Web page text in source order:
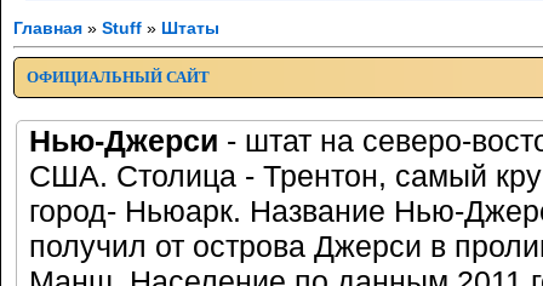
Главная » Stuff » Штаты
ОФИЦИАЛЬНЫЙ САЙТ
Нью-Джерси - штат на северо-
США. Столица - Трентон, самый
город- Ньюарк. Название Нью-
получил от острова Джерси в